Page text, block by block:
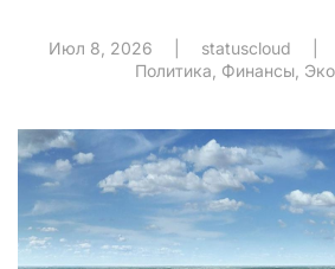
Июл 8, 2026 statuscloud
Политика Финансы